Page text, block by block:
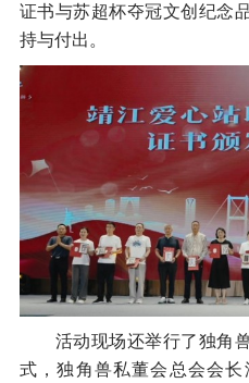
证书与苏超杯夺冠文创纪念
持与付出。
活动现场还举行了独角兽
式，独角兽私董会总会会